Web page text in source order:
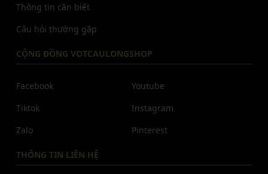
Thông tin cần biết
Câu hỏi thường gặp
CỘNG ĐỒNG VOTCAULONGSHOP
Facebook
Tiktok
Zalo
Youtube
Instagram
Pinterest
THÔNG TIN LIÊN HỆ